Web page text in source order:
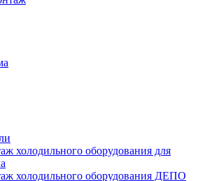
холодильного оборудования для
холодильного оборудования ДЕПО